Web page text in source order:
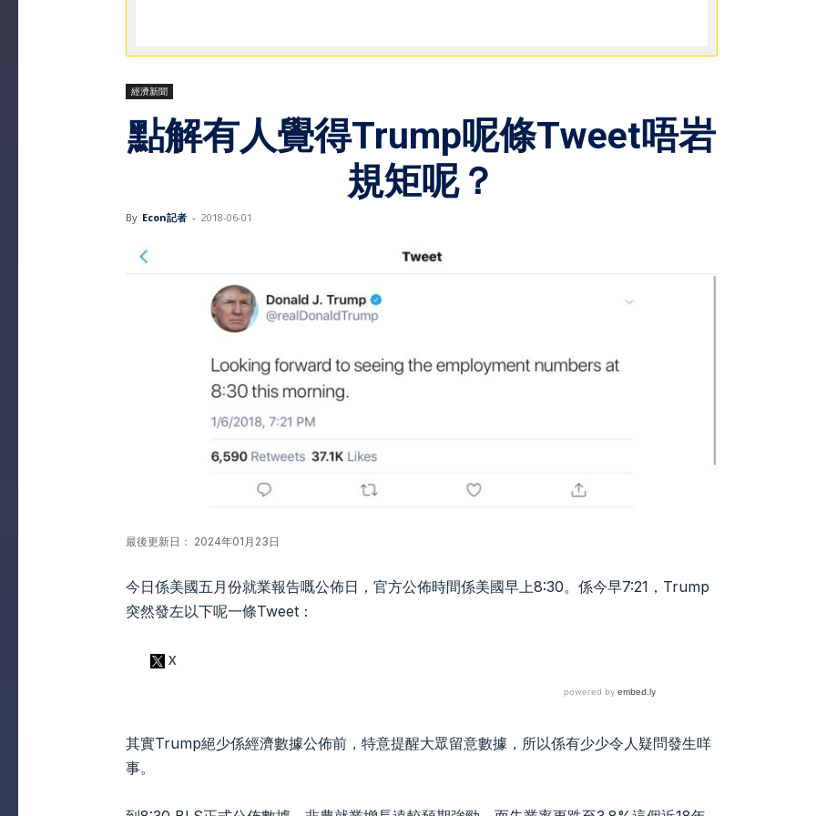
經濟新聞
點解有人覺得Trump呢條Tweet唔岩
規矩呢？
By Econ記者 - 2018-06-01
最後更新日： 2024年01月23日
今日係美國五月份就業報告嘅公佈日，官方公佈時間係美國早上8:30。係今早7:21，Trump
突然發左以下呢一條Tweet：
其實Trump絕少係經濟數據公佈前，特意提醒大眾留意數據，所以係有少少令人疑問發生咩
事。